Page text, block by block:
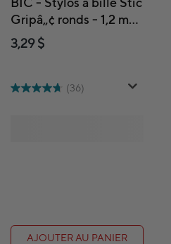
Gripâ„¢ ronds - 1,2 mm
3,29 $
(36)
AJOUTER AU PANIER